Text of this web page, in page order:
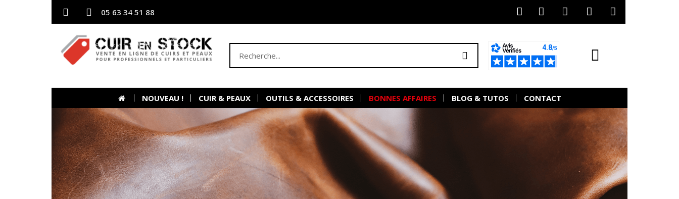
05 63 34 51 88
NOUVEAU ! CUIR & PEAUX OUTILS & ACCESSOIRES BONNES AFFAIRES BLOG & TUTOS CONTACT